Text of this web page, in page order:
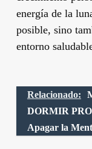
energía de la
posible, sino
entorno
Relacionado:
DORMIR
Apagar la